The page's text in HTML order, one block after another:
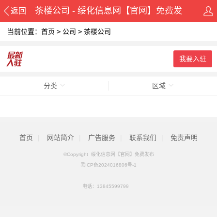
返回 茶楼公司 - 绥化信息网【官网】免费发
布
当前位置： 首页 > 公司 > 茶楼公司
我要入驻
分类 区域
首页 网站简介 广告服务 联系我们 免责声明
©Copyright 绥化信息网【官网】免费发布
黑ICP备2024016806号-1
电话： 13845599799